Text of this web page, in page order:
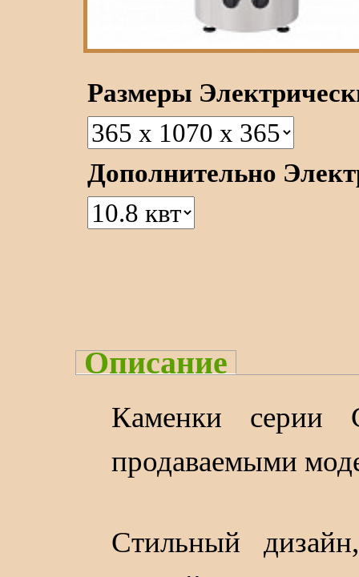
Размеры
Дополнительно
Описание
Каменки серии
продаваемыми
Стильный